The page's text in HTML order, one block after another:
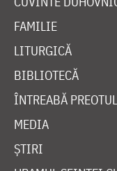
FAMILIE
LITURGICĂ
BIBLIOTECĂ
ÎNTREABĂ PREOTUL
MEDIA
ȘTIRI